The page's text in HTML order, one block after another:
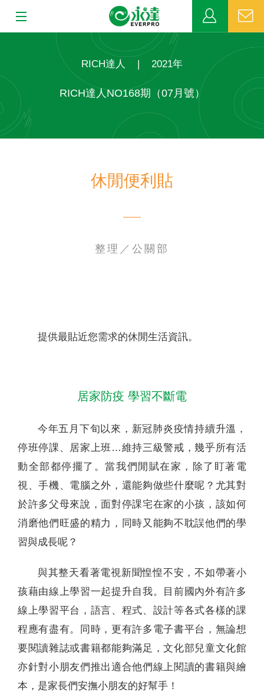
MDRT
RICH達人 | 2021年
RICH達人NO168期（07月號）
休閒便利貼
整理／公關部
提供最貼近您需求的休閒生活資訊。
居家防疫 學習不斷電
今年五月下旬以來，新冠肺炎疫情持續升溫，
停班停課、居家上班…維持三級警戒，幾乎所有活
動全部都停擺了。當我們閒賦在家，除了盯著電
視、手機、電腦之外，還能夠做些什麼呢？尤其對
於許多父母來說，面對停課宅在家的小孩，該如何
消磨他們旺盛的精力，同時又能夠不耽誤他們的學
習與成長呢？
與其整天看著電視新聞惶惶不安，不如帶著小
孩藉由線上學習一起提升自我。目前國內外有許多
線上學習平台，語言、程式、設計等各式各樣的課
程應有盡有。同時，更有許多電子書平台，無論想
要閱讀雜誌或書籍都能夠滿足，文化部兒童文化館
亦針對小朋友們推出適合他們線上閱讀的書籍與繪
本，是家長們安撫小朋友的好幫手！